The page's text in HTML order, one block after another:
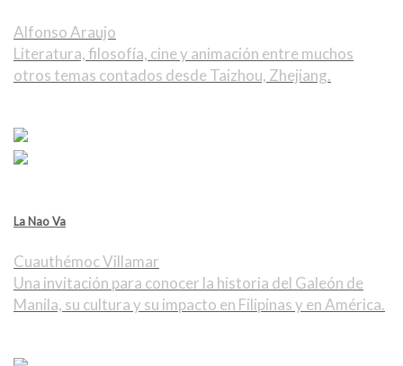
Alfonso Araujo
Literatura, filosofía, cine y animación entre muchos
otros temas contados desde Taizhou, Zhejiang.
La Nao Va
Cuauthémoc Villamar
Una invitación para conocer la historia del Galeón de
Manila, su cultura y su impacto en Filipinas y en América.